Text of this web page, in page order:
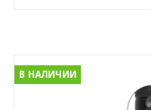
В НАЛИЧИИ